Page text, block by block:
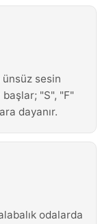
sesin
"S", "F"
dayanır.
odalarda